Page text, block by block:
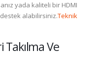
yada kaliteli bir HDMI
alabilirsiniz.Teknik
Takılma Ve